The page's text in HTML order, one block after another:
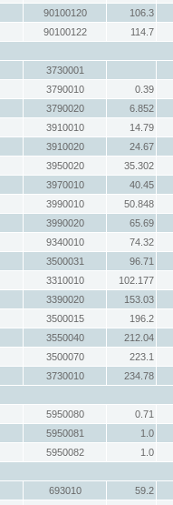
90100120
106.3
90100122
114.7
3730001
3790010
0.39
3790020
6.852
3910010
14.79
3910020
24.67
3950020
35.302
3970010
40.45
3990010
50.848
3990020
65.69
9340010
74.32
3500031
96.71
3310010
102.177
3390020
153.03
3500015
196.2
3550040
212.04
3500070
223.1
3730010
234.78
5950080
0.71
5950081
1.0
5950082
1.0
693010
59.2